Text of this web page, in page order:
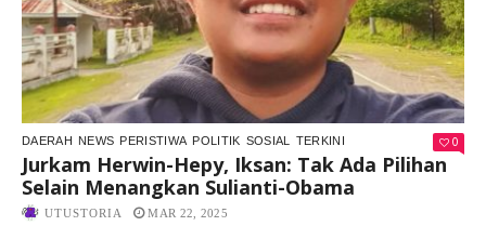
DAERAH NEWS PERISTIWA POLITIK SOSIAL TERKINI 0
Jurkam Herwin-Hepy, Iksan: Tak Ada Pilihan
Selain Menangkan Sulianti-Obama
UTUSTORIA MAR 22, 2025